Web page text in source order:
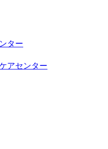
ター
アセンター